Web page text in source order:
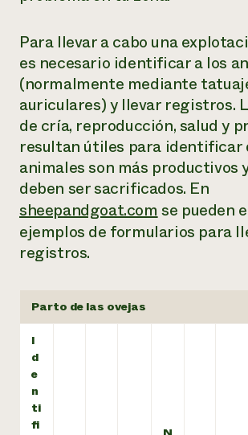
Para llevar a cabo una
es necesario identificar a los
(normalmente mediante
auriculares) y llevar registros.
de cría, reproducción, salud y
resultan útiles para identificar
animales son más productivos
deben ser sacrificados. En
sheepandgoat.comse pueden
ejemplos de formularios para
registros.
Parto de las ovejas
I
d
e
n
ti
fi